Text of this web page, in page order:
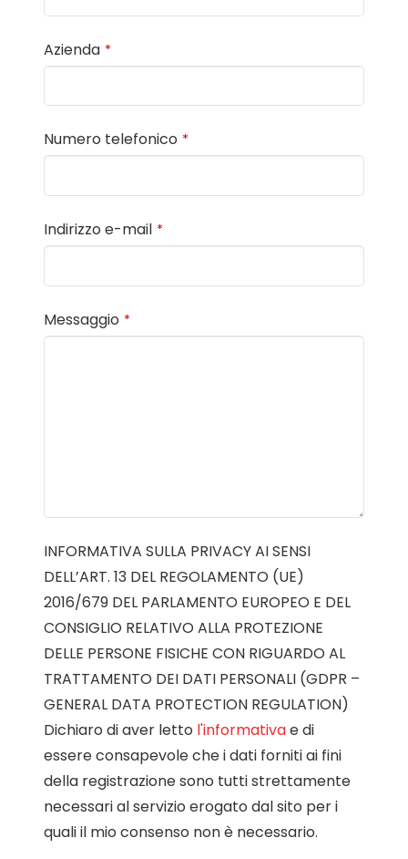
Azienda *
Numero telefonico *
Indirizzo e-mail *
Messaggio *
INFORMATIVA SULLA PRIVACY AI SENSI
DELL’ART. 13 DEL REGOLAMENTO (UE)
2016/679 DEL PARLAMENTO EUROPEO E DEL
CONSIGLIO RELATIVO ALLA PROTEZIONE
DELLE PERSONE FISICHE CON RIGUARDO AL
TRATTAMENTO DEI DATI PERSONALI (GDPR –
GENERAL DATA PROTECTION REGULATION)
Dichiaro di aver letto l'informativae di
essere consapevole che i dati forniti ai fini
della registrazione sono tutti strettamente
necessari al servizio erogato dal sito per i
quali il mio consenso non è necessario.